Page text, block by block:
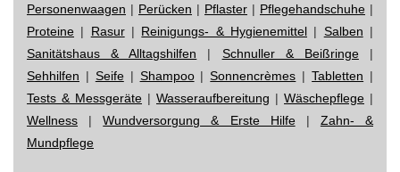
Personenwaagen | Perücken | Pflaster | Pflegehandschuhe |
Proteine | Rasur| Reinigungs- & Hygienemittel | Salben |
Sanitätshaus & Alltagshilfen | Schnuller & Beißringe|
Sehhilfen | Seife| Shampoo|Sonnencrèmes |Tabletten |
Tests & Messgeräte | Wasseraufbereitung | Wäschepflege |
Wellness |Wundversorgung & Erste Hilfe| Zahn- &
Mundpflege